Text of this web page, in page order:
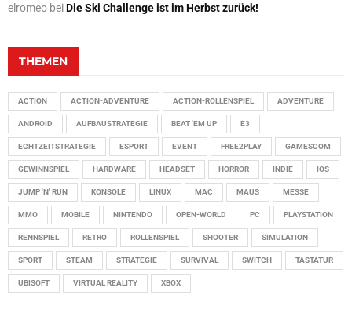
elromeo beiDie Ski Challenge ist im Herbst zurück!
THEMEN
ACTION ACTION-ADVENTURE ACTION-ROLLENSPIEL ADVENTURE
ANDROID AUFBAUSTRATEGIE BEAT 'EM UP E3
ECHTZEITSTRATEGIE ESPORT EVENT FREE2PLAY GAMESCOM
GEWINNSPIEL HARDWARE HEADSET HORROR INDIE IOS
JUMP 'N' RUN KONSOLE LINUX MAC MAUS MESSE
MMO MOBILE NINTENDO OPEN-WORLD PC PLAYSTATION
RENNSPIEL RETRO ROLLENSPIEL SHOOTER SIMULATION
SPORT STEAM STRATEGIE SURVIVAL SWITCH TASTATUR
UBISOFT VIRTUAL REALITY XBOX